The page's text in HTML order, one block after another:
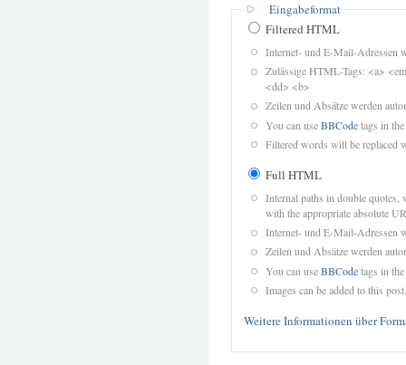
Eingabeformat
Filtered HTML
Internet- und E-Mail-Adressen
Zulässige HTML-Tags: <a>
<dd> <b>
Zeilen und Absätze werden
You can useBBCodetags in
Filtered words will be replaced
Full HTML
Internal paths in double quotes,
with the appropriate absolute
Internet- und E-Mail-Adressen
Zeilen und Absätze werden
You can useBBCodetags in
Images can be added to this post.
Weitere Informationen über